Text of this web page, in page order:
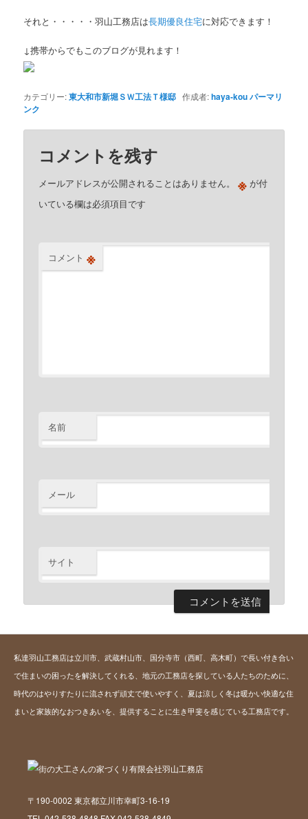
それと・・・・・羽山工務店は長期優良住宅に対応できます！
↓携帯からでもこのブログが見れます！
カテゴリー:東大和市新堀ＳＷ工法Ｔ様邸 作成者:haya-kouパーマリ
ンク
コメントを残す
メールアドレスが公開されることはありません。 ※ が付
いている欄は必須項目です
コメント ※
名前
メール
サイト
私達羽山工務店は立川市、武蔵村山市、国分寺市（西町、高木町）で長い付き合い
で住まいの困ったを解決してくれる、地元の工務店を探している人たちのために、
時代のはやりすたりに流されず頑丈で使いやすく、夏は涼しく冬は暖かい快適な住
まいと家族的なおつきあいを、提供することに生き甲斐を感じている工務店です。
〒190-0002 東京都立川市幸町3-16-19